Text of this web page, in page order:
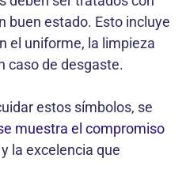
buen estado. Esto incluye
el uniforme, la limpieza
caso de desgaste.
estos símbolos, se
muestra el compromiso
la excelencia que